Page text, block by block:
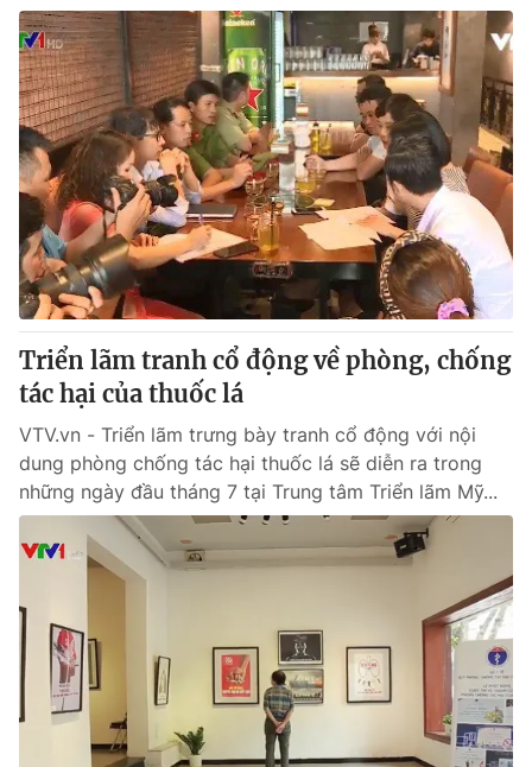
Triển lãm tranh cổ động về phòng, chống
tác hại của thuốc lá
VTV.vn - Triển lãm trưng bày tranh cổ động với nội
dung phòng chống tác hại thuốc lá sẽ diễn ra trong
những ngày đầu tháng 7 tại Trung tâm Triển lãm Mỹ...